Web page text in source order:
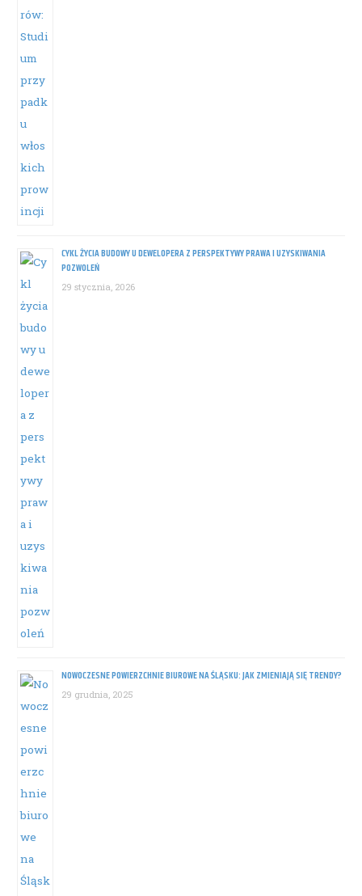
CYKL ŻYCIA BUDOWY U DEWELOPERA Z PERSPEKTYWY PRAWA I UZYSKIWANIA
POZWOLEŃ
29 stycznia, 2026
NOWOCZESNE POWIERZCHNIE BIUROWE NA ŚLĄSKU: JAK ZMIENIAJĄ SIĘ TRENDY?
29 grudnia, 2025